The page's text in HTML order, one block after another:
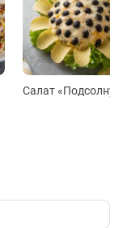
Салат